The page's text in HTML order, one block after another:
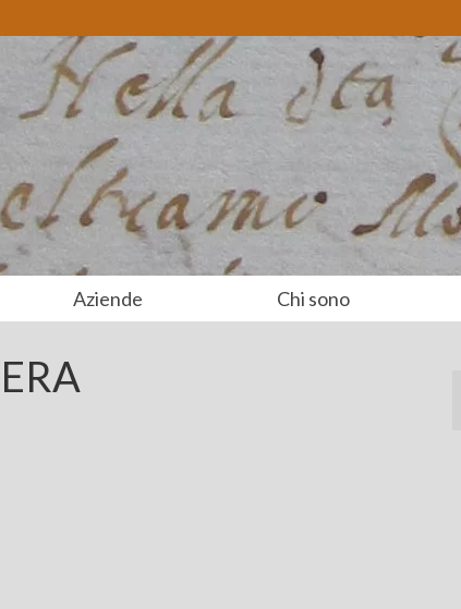
Aziende Chi sono